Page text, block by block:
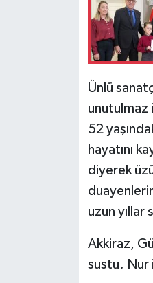
Ünlü
unutulmaz
52
hayatını
diyerek
uzun yıllar
Akkiraz,
sustu. Nur